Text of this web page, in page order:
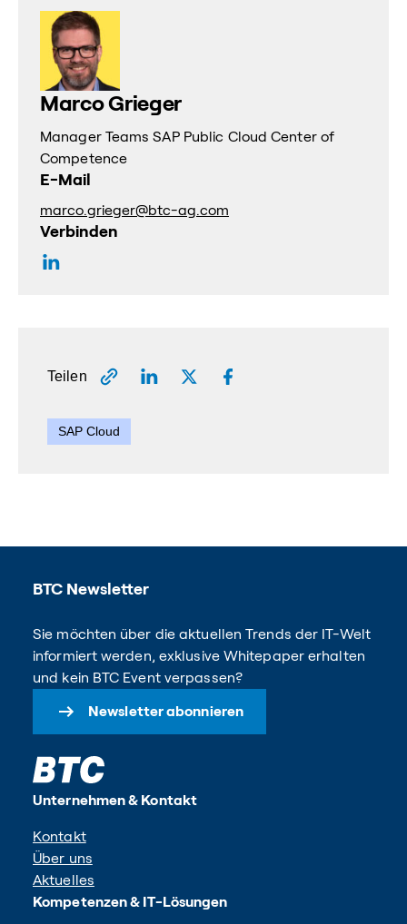
Marco Grieger
Manager Teams SAP Public Cloud Center of
Competence
E-Mail
marco.grieger@btc-ag.com
Verbinden
Teilen
SAP Cloud
BTC Newsletter
Sie möchten über die aktuellen Trends der IT-Welt
informiert werden, exklusive Whitepaper erhalten
und kein BTC Event verpassen?
Newsletter abonnieren
Unternehmen & Kontakt
Kontakt
Über uns
Aktuelles
Kompetenzen & IT-Lösungen